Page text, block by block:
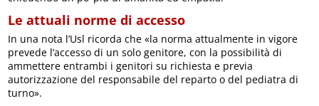
Le attuali norme di accesso
In una nota l’Usl ricorda che «la norma attualmente in vigore
prevede l’accesso di un solo genitore, con la possibilità di
ammettere entrambi i genitori su richiesta e previa
autorizzazione del responsabile del reparto o del pediatra di
turno».